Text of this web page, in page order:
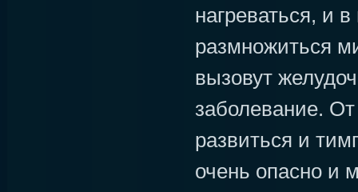
нагреваться, и
размножиться
вызовут
заболевание.
развиться и
очень опасно и